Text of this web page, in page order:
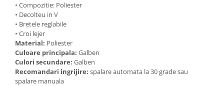
• Compozitie: Poliester
• Decolteu in V
• Bretele reglabile
• Croi lejer
Material: Poliester
Culoare principala: Galben
Culori secundare: Galben
Recomandari ingrijire: spalare automata la 30 grade sau
spalare manuala